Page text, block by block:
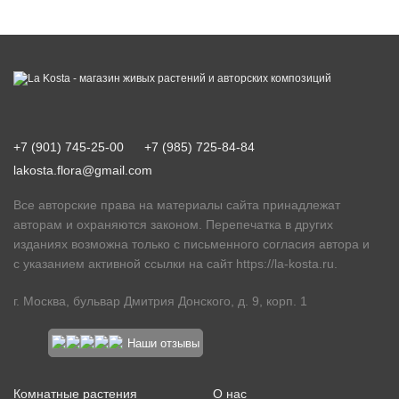
+7 (901) 745-25-00
+7 (985) 725-84-84
lakosta.flora@gmail.com
Все авторские права на материалы сайта принадлежат
авторам и охраняются законом. Перепечатка в других
изданиях возможна только с письменного согласия автора и
с указанием активной ссылки на сайт https://la-kosta.ru
г. Москва, бульвар Дмитрия Донского, д. 9, корп. 1
Наши отзывы
Комнатные растения О нас